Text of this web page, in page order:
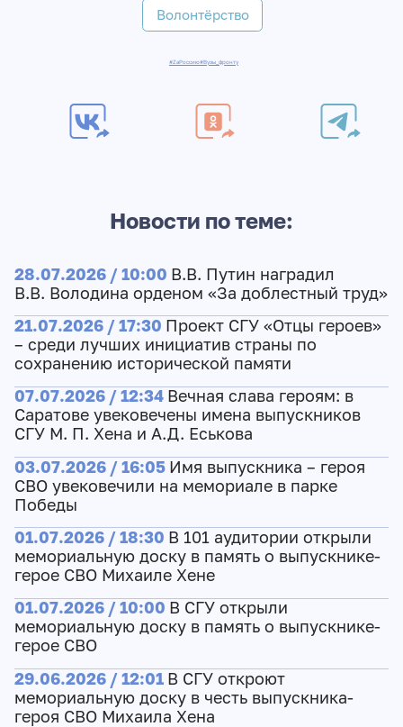
Волонтёрство
#ZаРоссию#Вузы_фронту
Новости по теме:
28.07.2026 / 10:00 В.В. Путин наградил
В.В. Володина орденом «За доблестный труд»
21.07.2026 / 17:30 Проект СГУ «Отцы героев»
– среди лучших инициатив страны по
сохранению исторической памяти
07.07.2026 / 12:34 Вечная слава героям: в
Саратове увековечены имена выпускников
СГУ М. П. Хена и А.Д. Еськова
03.07.2026 / 16:05 Имя выпускника – героя
СВО увековечили на мемориале в парке
Победы
01.07.2026 / 18:30 В 101 аудитории открыли
мемориальную доску в память о выпускнике-
герое СВО Михаиле Хене
01.07.2026 / 10:00 В СГУ открыли
мемориальную доску в память о выпускнике-
герое СВО
29.06.2026 / 12:01 В СГУ откроют
мемориальную доску в честь выпускника-
героя СВО Михаила Хена